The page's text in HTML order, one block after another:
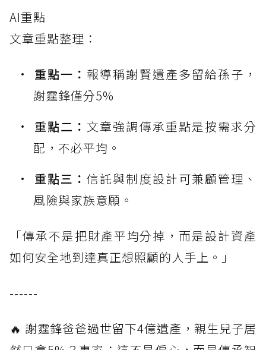
AI重點
文章重點整理：
重點一： 報導稱謝賢遺產多留給孫子，
謝霆鋒僅分5%
重點二： 文章強調傳承重點是按需求分
配，不必平均。
重點三：信託與制度設計可兼顧管理、
風險與家族意願。
「傳承不是把財產平均分掉，而是設計資產
如何安全地到達真正想照顧的人手上。」
------
🔥 謝霆鋒爸爸過世留下4億遺產，親生兒子居